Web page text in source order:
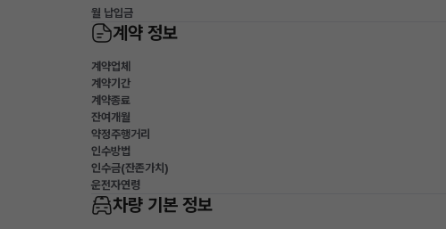
월 납입금
계약 정보
계약업체
계약기간
계약종료
잔여개월
약정주행거리
인수방법
인수금(잔존가치)
운전자연령
차량 기본 정보